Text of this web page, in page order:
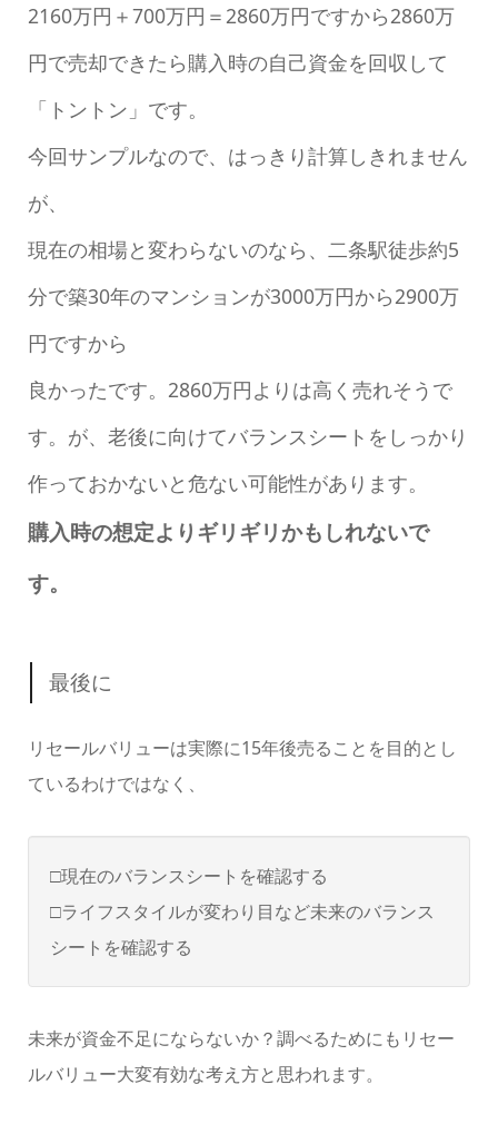
2160万円＋700万円＝2860万円ですから2860万
円で売却できたら購入時の自己資金を回収して
「トントン」です。
今回サンプルなので、はっきり計算しきれません
が、
現在の相場と変わらないのなら、二条駅徒歩約5
分で築30年のマンションが3000万円から2900万
円ですから
良かったです。2860万円よりは高く売れそうで
す。が、老後に向けてバランスシートをしっかり
作っておかないと危ない可能性があります。
購入時の想定よりギリギリかもしれないで
す。
最後に
リセールバリューは実際に15年後売ることを目的とし
ているわけではなく、
□現在のバランスシートを確認する
□ライフスタイルが変わり目など未来のバランス
シートを確認する
未来が資金不足にならないか？調べるためにもリセー
ルバリュー大変有効な考え方と思われます。